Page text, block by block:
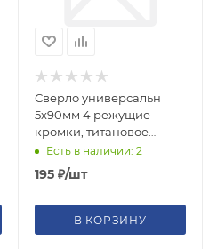
Сверло универсальн
5х90мм 4 режущие
кромки, титановое
покрытие, шестигран U-
хвостик под биту
Есть в наличии: 2
195₽/шт
В КОРЗИНУ